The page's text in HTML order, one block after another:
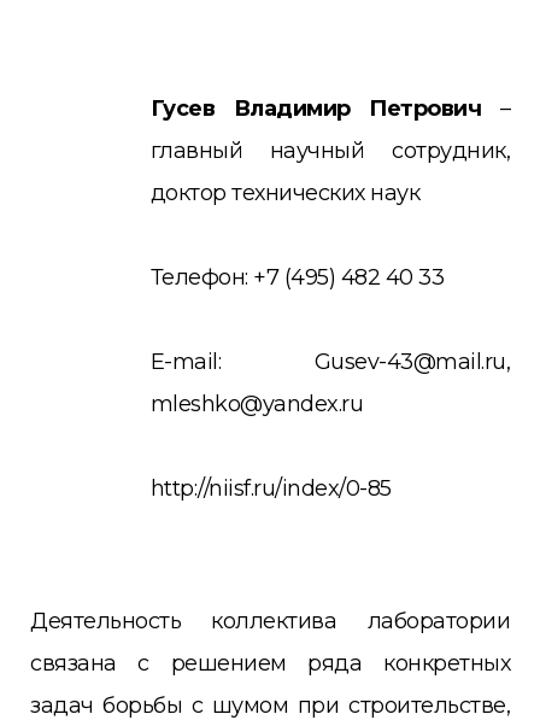
Гусев Владимир Петрович –
главный научный сотрудник,
доктор технических наук
Телефон: +7 (495) 482 40 33
E-mail: Gusev-43@mail.ru,
mleshko@yandex.ru
http://niisf.ru/index/0-85
Деятельность коллектива лаборатории
связана с решением ряда конкретных
задач борьбы с шумом при строительстве,